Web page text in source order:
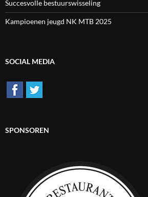
Succesvolle bestuurswisseling
Kampioenen jeugd NK MTB 2025
SOCIAL MEDIA
SPONSOREN